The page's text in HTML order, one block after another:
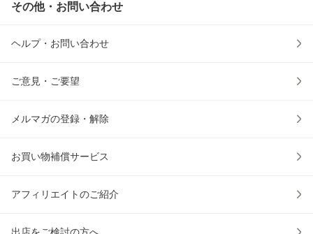
その他・お問い合わせ
ヘルプ・お問い合わせ
ご意見・ご要望
メルマガの登録・解除
お買い物補償サービス
アフィリエイトのご紹介